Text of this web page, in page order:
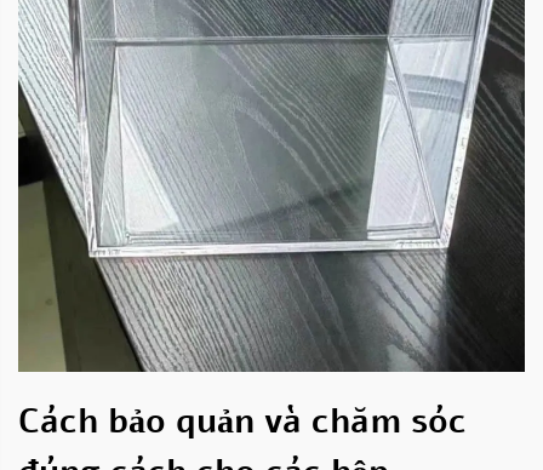
Cách bảo quản và chăm sóc